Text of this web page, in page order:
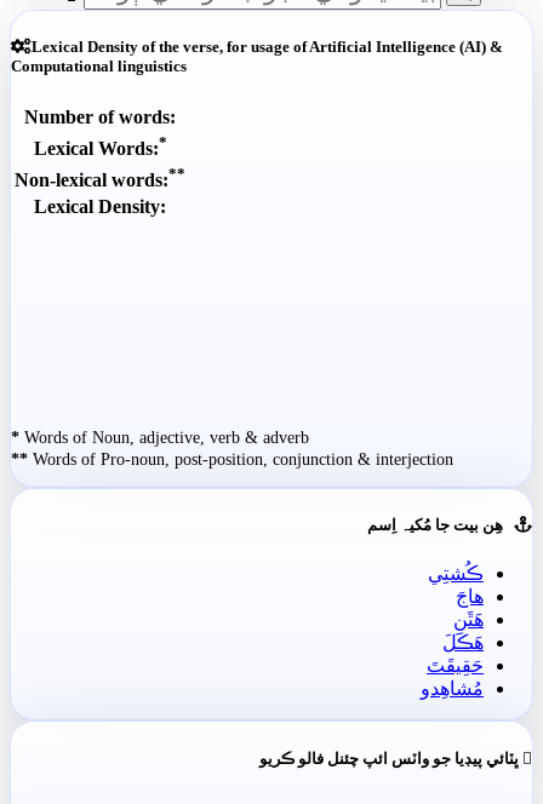
Lexical Density of the verse, for usage of Artificial Intelligence (AI) &
Computational linguistics
Number of words:
Lexical Words:*
Non-lexical words:**
Lexical Density:
* Words of Noun, adjective, verb & adverb
** Words of Pro-noun, post-position, conjunction & interjection
ھِن بيت جا مُکيہ اِسم
ڪُشتِي
ھاجَ
ھَٿَنِ
ھَڪَلَ
حَقِيقَتَ
مُشاھِدو
ڀٽائي پيڊيا جو واٽس ائپ چئنل فالو ڪريو